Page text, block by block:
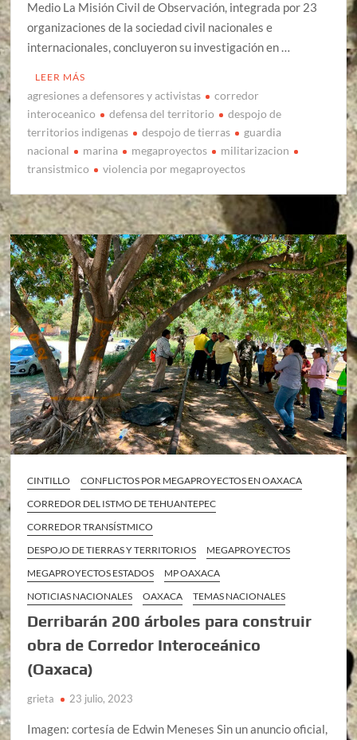
Medio La Misión Civil de Observación, integrada por 23
organizaciones de la sociedad civil nacionales e
internacionales, concluyeron su investigación en …
LEER MÁS
agresiones a defensores y activistas
corredor
interoceanico
defensa del territorio
despojo de
territorios indigenas
despojo de tierras
guardia
nacional
marina megaproyectos
militarizacion
transistmico
violencia por megaproyectos
CINTILLO
CONFLICTOS POR MEGAPROYECTOS EN OAXACA
CORREDOR DEL ISTMO DE TEHUANTEPEC
CORREDOR TRANSÍSTMICO
DESPOJO DE TIERRAS Y TERRITORIOS
MEGAPROYECTOS
MEGAPROYECTOS ESTADOS
MP OAXACA
NOTICIAS NACIONALES
OAXACA TEMAS NACIONALES
Derribarán 200 árboles para construir
obra de Corredor Interoceánico
(Oaxaca)
grieta 23 julio, 2023
Imagen: cortesía de Edwin Meneses Sin un anuncio oficial,